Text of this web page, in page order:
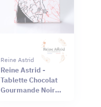
Reine Astrid
Reine Astrid -
Tablette Chocolat
Gourmande Noir